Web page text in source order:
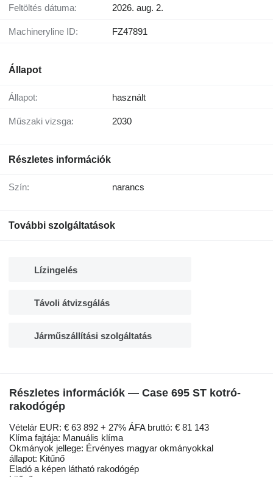
Feltöltés dátuma: 2026. aug. 2.
Machineryline ID: FZ47891
Állapot
Állapot: használt
Műszaki vizsga: 2030
Részletes információk
Szín: narancs
További szolgáltatások
Lízingelés
Távoli átvizsgálás
Járműszállítási szolgáltatás
Részletes információk — Case 695 ST kotró-
rakodógép
Vételár EUR: € 63 892 + 27% ÁFA bruttó: € 81 143
Klíma fajtája: Manuális klíma
Okmányok jellege: Érvényes magyar okmányokkal
állapot: Kitűnő
Eladó a képen látható rakodógép